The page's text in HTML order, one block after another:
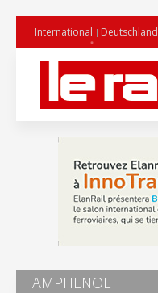
International Deutschland
AMPHENOL